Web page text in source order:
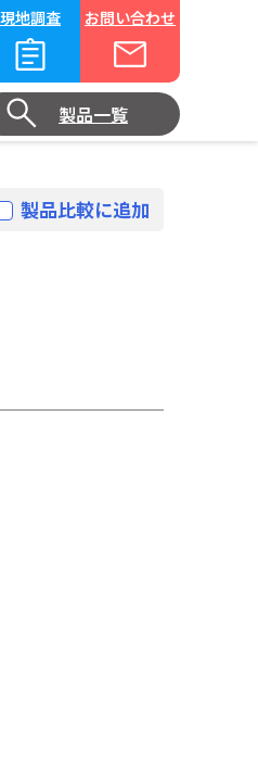
現地調査 お問い合わせ
製品一覧
製品比較に追加